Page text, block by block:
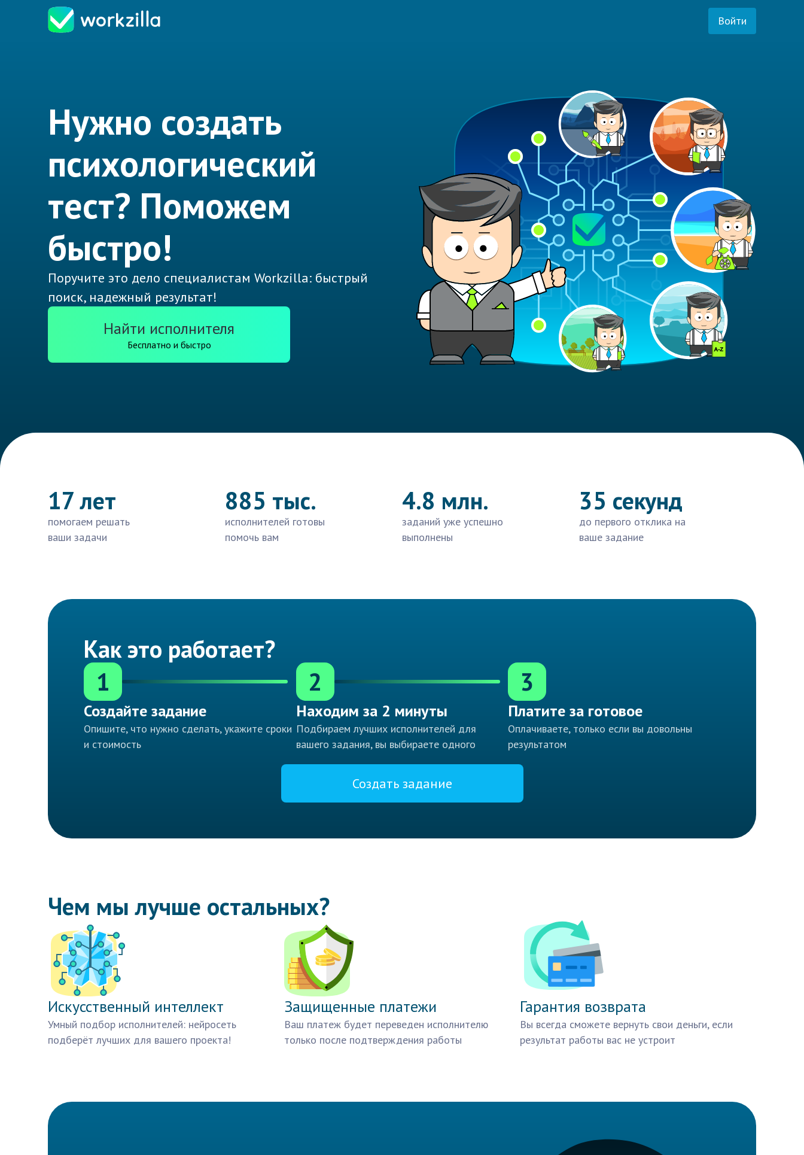
Войти
Нужно создать
психологический
тест? Поможем
быстро!
Поручите это дело специалистам Workzilla: быстрый
поиск, надежный результат!
Найти исполнителя
Бесплатно и быстро
17 лет
помогаем решать
ваши задачи
885 тыс.
исполнителей готовы
помочь вам
4.8 млн.
заданий уже успешно
выполнены
35 секунд
до первого отклика на
ваше задание
Как это работает?
1
Создайте задание
Опишите, что нужно сделать, укажите сроки
и стоимость
2
Находим за 2 минуты
Подбираем лучших исполнителей для
вашего задания, вы выбираете одного
3
Платите за готовое
Оплачиваете, только если вы довольны
результатом
Создать задание
Чем мы лучше остальных?
Искусственный интеллект
Умный подбор исполнителей: нейросеть
подберёт лучших для вашего проекта!
Защищенные платежи
Ваш платеж будет переведен исполнителю
только после подтверждения работы
Гарантия возврата
Вы всегда сможете вернуть свои деньги, если
результат работы вас не устроит